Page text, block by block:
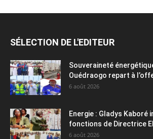
SÉLECTION DE L'EDITEUR
Souveraineté
Ouédraogo repart à
6 août 2026
Energie : Gladys Kaboré
fonctions de Directrice
6 août 2026